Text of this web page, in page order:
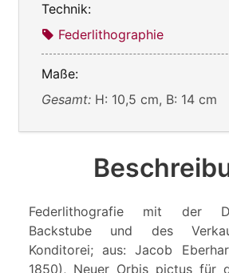
Technik:
Federlithographie
Maße:
Gesamt: H: 10,5 cm, B: 14 cm
Federlithografie mit der
Backstube und des
Konditorei; aus: Jacob
1850), Neuer Orbis pictus für